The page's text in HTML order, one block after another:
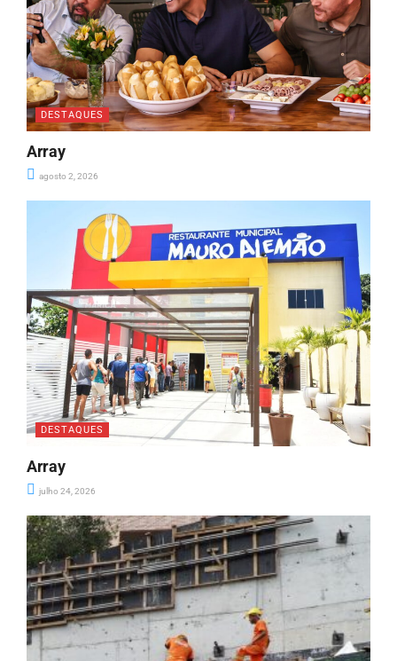
DESTAQUES
Array
agosto 2, 2026
DESTAQUES
Array
julho 24, 2026